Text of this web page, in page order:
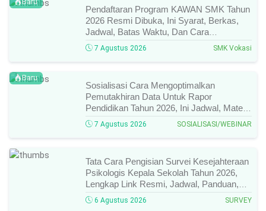
Pendaftaran Program KAWAN SMK Tahun
2026 Resmi Dibuka, Ini Syarat, Berkas,
Jadwal, Batas Waktu, Dan Cara
Pendaftarannya!
7 Agustus 2026 SMK Vokasi
Baru
Sosialisasi Cara Mengoptimalkan
Pemutakhiran Data Untuk Rapor
Pendidikan Tahun 2026, Ini Jadwal, Materi,
Narasumber, Dan Link Mengikutinya!
7 Agustus 2026 SOSIALISASI/WEBINAR
Tata Cara Pengisian Survei Kesejahteraan
Psikologis Kepala Sekolah Tahun 2026,
Lengkap Link Resmi, Jadwal, Panduan,
Dan Hal Yang Wajib Diperhatikan!
6 Agustus 2026 SURVEY